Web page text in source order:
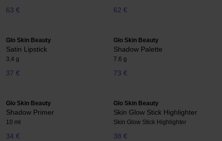
63 € 62 €
Glo Skin Beauty
Satin Lipstick
3,4 g
37 €
Glo Skin Beauty
Shadow Palette
7.6 g
73 €
Glo Skin Beauty
Shadow Primer
10 ml
34 €
Glo Skin Beauty
Skin Glow Stick Highlighter
Skin Glow Stick Highlighter
38 €